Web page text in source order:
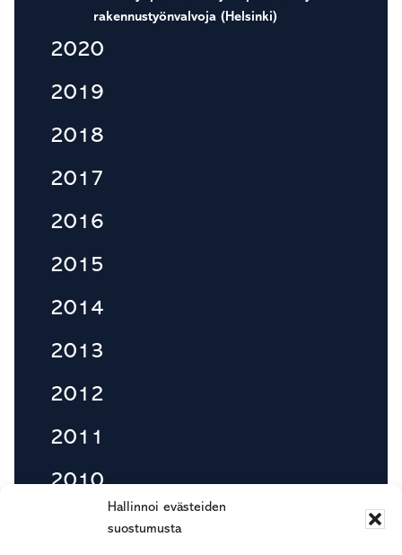
Hallinnoi evästeiden
suostumusta
rakennustyönvalvoja (Helsinki)
2020
2019
2018
2017
2016
2015
2014
2013
2012
2011
2010